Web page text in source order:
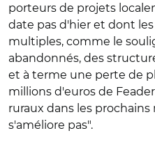
porteurs de projets
date pas d'hier et dont
multiples, comme le
abandonnés, des
et à terme une perte de
millions d'euros de
ruraux dans les
s'améliore pas".